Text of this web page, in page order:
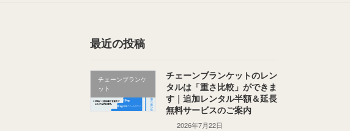
最近の投稿
チェーンブランケ
ット
チェーンブランケットのレン
タルは「重さ比較」ができま
す｜追加レンタル半額＆延長
無料サービスのご案内
2026年7月22日